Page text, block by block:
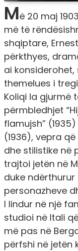
Më 20 maj
më të
shqiptare,
përkthyes,
ai konsiderohet,
themelues i
Koliqi la gjurmë
përmbledhjet
flamujsh”
(1936), vepra
dhe stilistike në
trajtoi jetën në
duke
personazheve
I lindur në një
studioi në Itali
më pas në
përfshi në jetën